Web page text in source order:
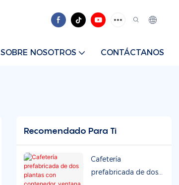
SOBRE NOSOTROS CONTÁCTANOS
Recomendado Para Ti
Cafetería
prefabricada de dos